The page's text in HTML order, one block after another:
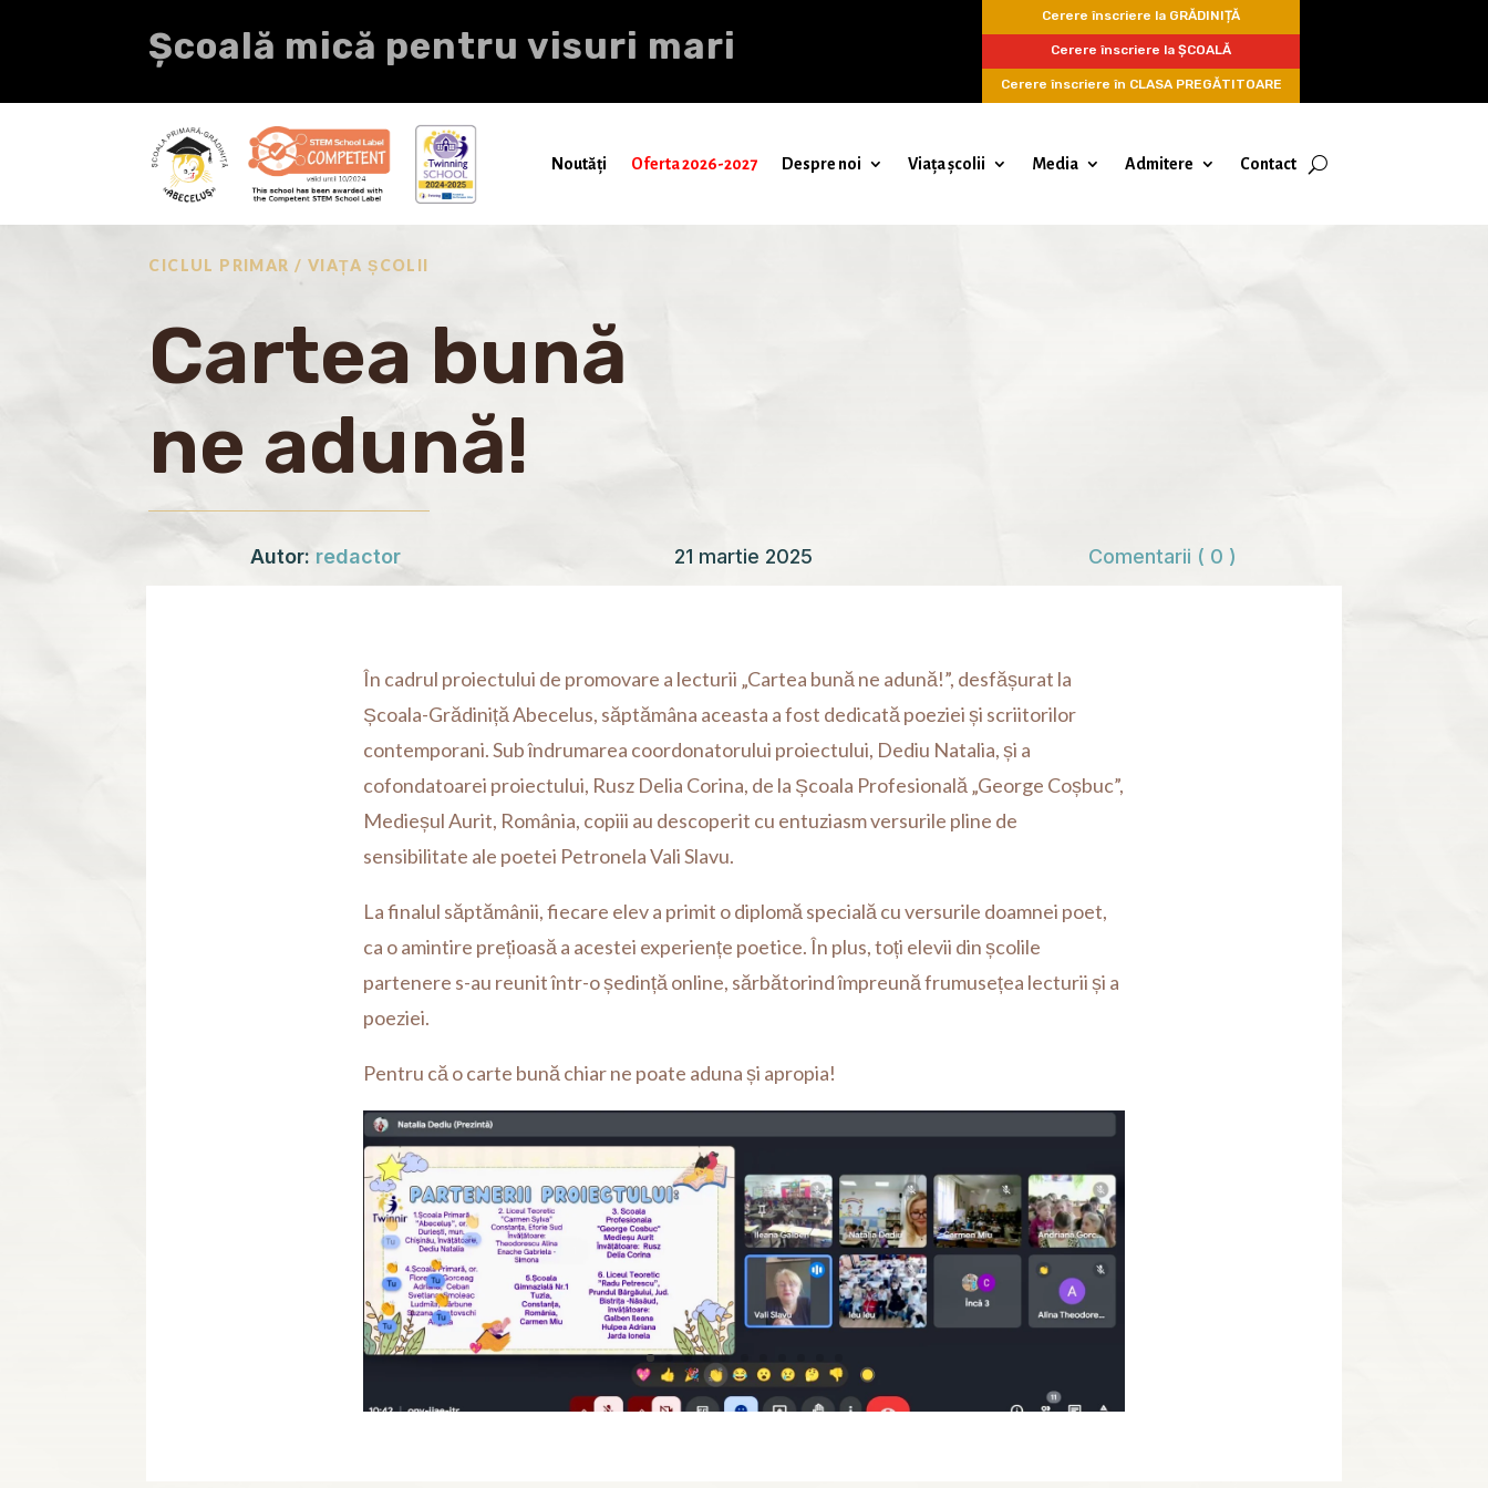
Școală mică pentru visuri mari
Cerere înscriere la GRĂDINIȚĂ
Cerere înscriere la ȘCOALĂ
Cerere înscriere în CLASA PREGĂTITOARE
Noutăți Oferta 2026-2027 Despre noi Viața școlii Media Admitere Contact
CICLUL PRIMAR / VIAȚA ȘCOLII
Cartea bună
ne adună!
Autor: redactor 21 martie 2025 Comentarii ( 0 )
În cadrul proiectului de promovare a lecturii „Cartea bună ne adună!”, desfășurat la
Școala-Grădiniță Abecelus, săptămâna aceasta a fost dedicată poeziei și scriitorilor
contemporani. Sub îndrumarea coordonatorului proiectului, Dediu Natalia, și a
cofondatoarei proiectului, Rusz Delia Corina, de la Școala Profesională „George Coșbuc”,
Medieșul Aurit, România, copiii au descoperit cu entuziasm versurile pline de
sensibilitate ale poetei Petronela Vali Slavu.
La finalul săptămânii, fiecare elev a primit o diplomă specială cu versurile doamnei poet,
ca o amintire prețioasă a acestei experiențe poetice. În plus, toți elevii din școlile
partenere s-au reunit într-o ședință online, sărbătorind împreună frumusețea lecturii și a
poeziei.
Pentru că o carte bună chiar ne poate aduna și apropia!